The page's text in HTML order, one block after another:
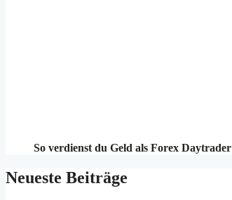
So verdienst du Geld als Forex Daytrader
Neueste Beiträge